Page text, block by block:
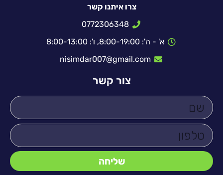
צרו איתנו קשר
0772306348
א' - ה': 8:00-19:00, ו': 8:00-13:00
nisimdar007@gmail.com
צור קשר
שליחה